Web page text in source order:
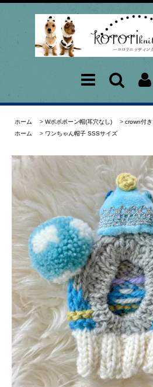
ホーム > Wポポポーン帽(耳穴なし) > crown付き
ホーム
> ワンちゃん帽子 SSSサイズ